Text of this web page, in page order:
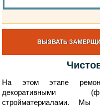
ВЫЗВАТЬ
На этом этапе
декоративными
стройматериалами.